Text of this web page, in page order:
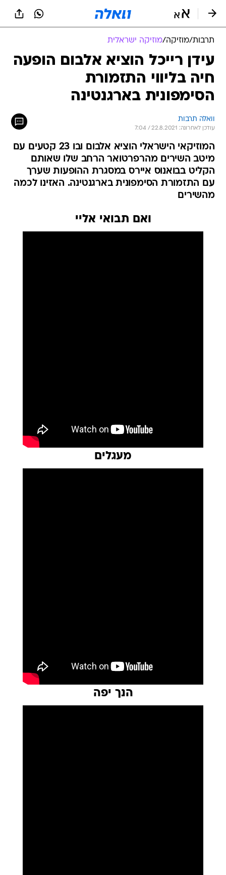
תרבות/מוזיקה/מוזיקה ישראלית
עידן רייכל הוציא אלבום הופעה
חיה בליווי התזמורת
הסימפונית בארגנטינה
וואלה תרבות
עודכן לאחרונה: 22.8.2021 / 7:04
המוזיקאי הישראלי הוציא אלבום ובו 23 קטעים עם
מיטב השירים מהרפרטואר הרחב שלו שאותם
הקליט בבואנוס איירס במסגרת ההופעות שערך
עם התזמורת הסימפונית בארגנטינה. האזינו לכמה
מהשירים
ואם תבואי אליי
מעגלים
הנך יפה